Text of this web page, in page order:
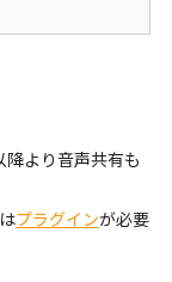
より音声共有も
プラグインが必要